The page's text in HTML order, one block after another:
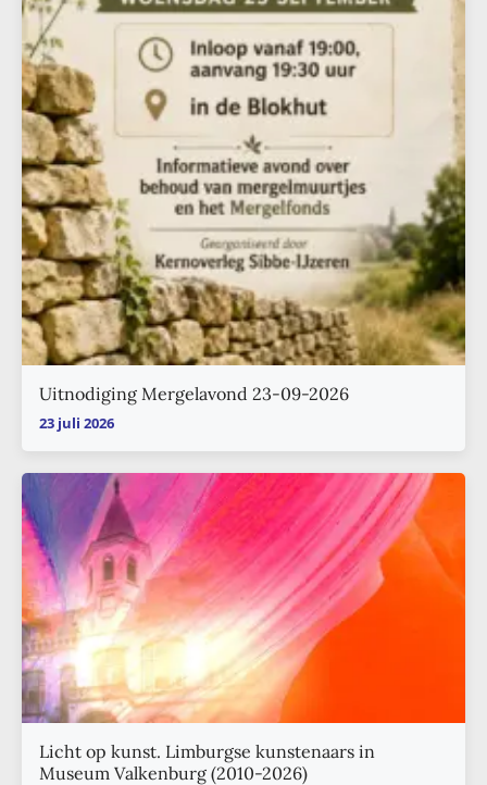
Uitnodiging Mergelavond 23-09-2026
23 juli 2026
Licht op kunst. Limburgse kunstenaars in
Museum Valkenburg (2010-2026)